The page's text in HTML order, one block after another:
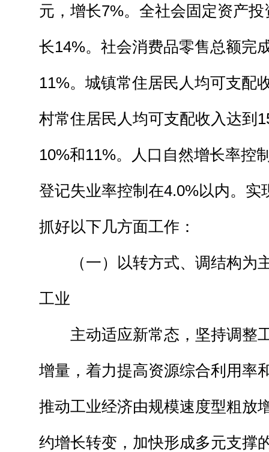
元，增长7%。全社会固定资产
长14%。社会消费品零售总额完
11%。城镇常住居民人均可支配
村常住居民人均可支配收入达到
10%和11%。人口自然增长率控
登记失业率控制在4.0%以内。实
抓好以下几方面工作：
（一）以转方式、调结构为
工业
主动适应新常态，坚持调整
增量，着力提高资源综合利用率
推动工业经济由规模速度型粗放
约增长转变，加快形成多元支撑